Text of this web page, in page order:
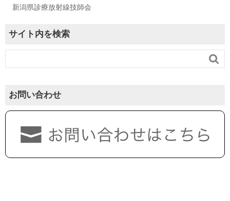
新潟県診療放射線技師会
サイト内を検索

お問い合わせ